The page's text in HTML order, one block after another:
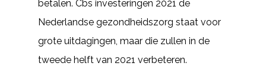
betalen. Cbs investeringen 2021 de
Nederlandse gezondheidszorg staat voor
grote uitdagingen, maar die zullen in de
tweede helft van 2021 verbeteren.